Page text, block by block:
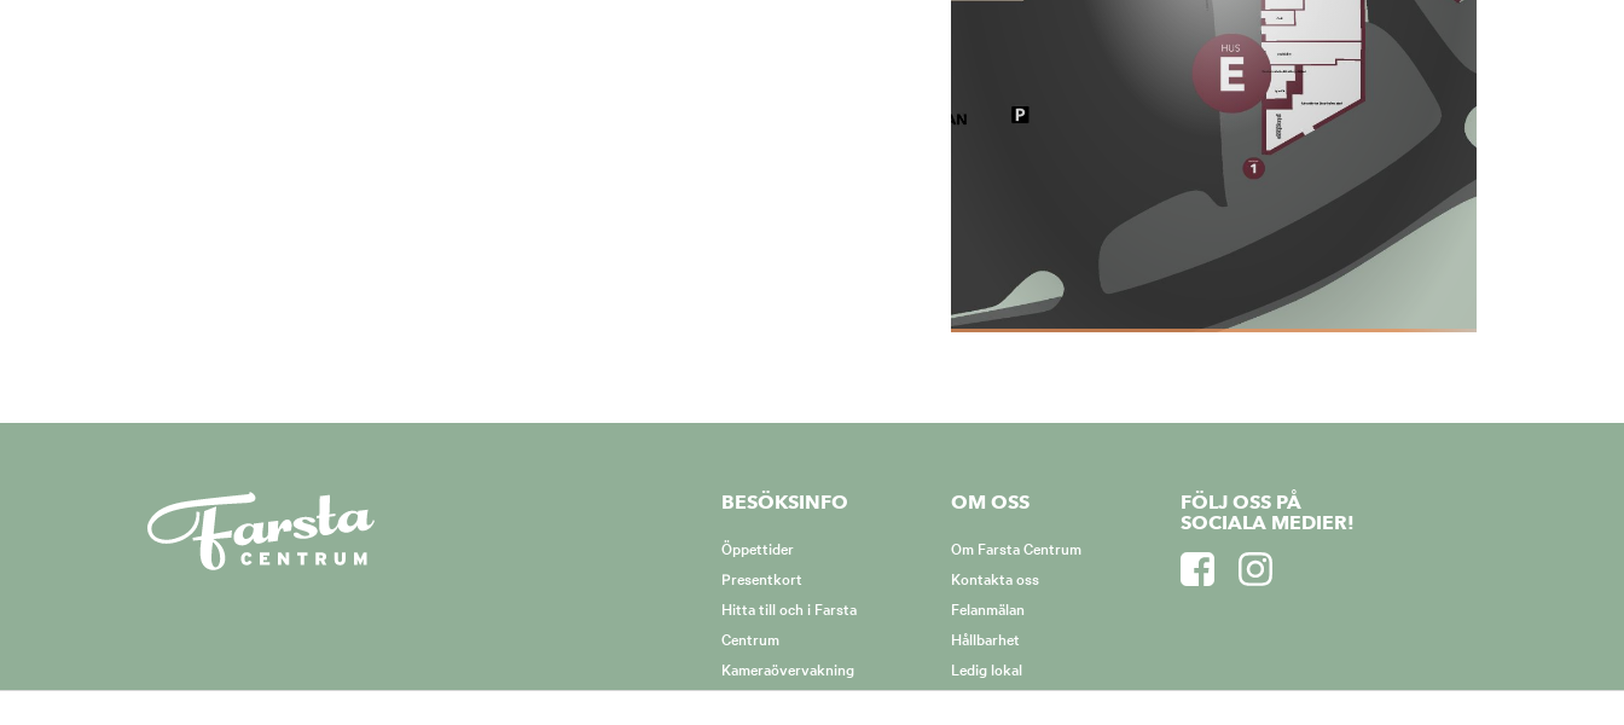
BESÖKSINFO
Öppettider
Presentkort
Hitta till och i Farsta
Centrum
Kameraövervakning
OM OSS
Om Farsta Centrum
Kontakta oss
Felanmälan
Hållbarhet
Ledig lokal
Hur vi hanterar cookies
FÖLJ OSS PÅ
SOCIALA MEDIER!
https://www.facebook.com/FarstaCentrum/
https://www.instagram.com/farstacentrum/